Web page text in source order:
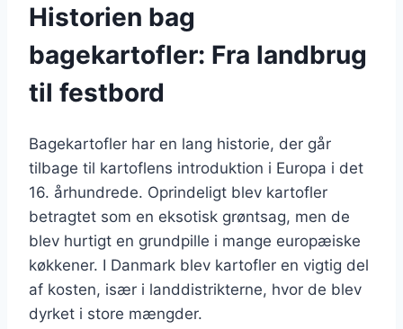
Historien bag
bagekartofler: Fra landbrug
til festbord
Bagekartofler har en lang historie, der går
tilbage til kartoflens introduktion i Europa i det
16. århundrede. Oprindeligt blev kartofler
betragtet som en eksotisk grøntsag, men de
blev hurtigt en grundpille i mange europæiske
køkkener. I Danmark blev kartofler en vigtig del
af kosten, især i landdistrikterne, hvor de blev
dyrket i store mængder.